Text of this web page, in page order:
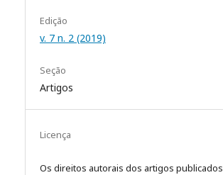
Edição
v. 7 n. 2 (2019)
Seção
Artigos
Licença
Os direitos autorais dos artigos publicados